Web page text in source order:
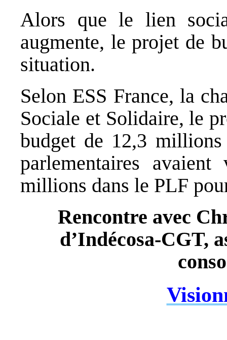
Alors que le lien
augmente, le projet de
situation.
Selon ESS France, la
Sociale et Solidaire, le
budget de 12,3 millions
parlementaires
millions dans le PLF
Rencontre avec
d’Indécosa-CGT,